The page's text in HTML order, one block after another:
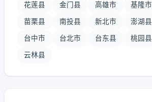
花莲县 金门县 高雄市 基隆市
苗栗县 南投县 新北市 澎湖县
台中市 台北市 台东县 桃园县
云林县